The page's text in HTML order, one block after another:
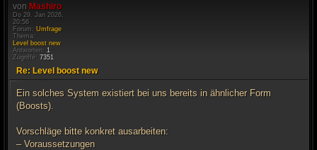
von Mashiro
Do 29. Jan 2026,
20:56
Forum: Umfrage
Thema:
Level boost new
Antworten: 1
Zugriffe: 7351
Re: Level boost new
Ein solches System existiert bei uns bereits in ähnlicher Form
(Boosts).
Vorschläge bitte konkret ausarbeiten:
– Voraussetzungen